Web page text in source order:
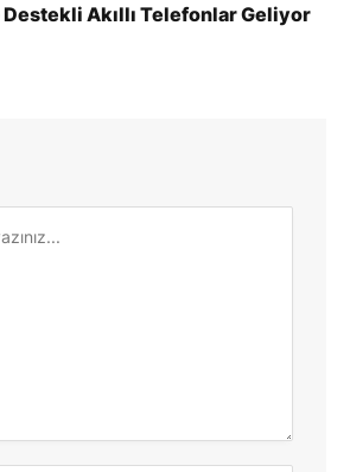
Destekli Akıllı Telefonlar Geliyor